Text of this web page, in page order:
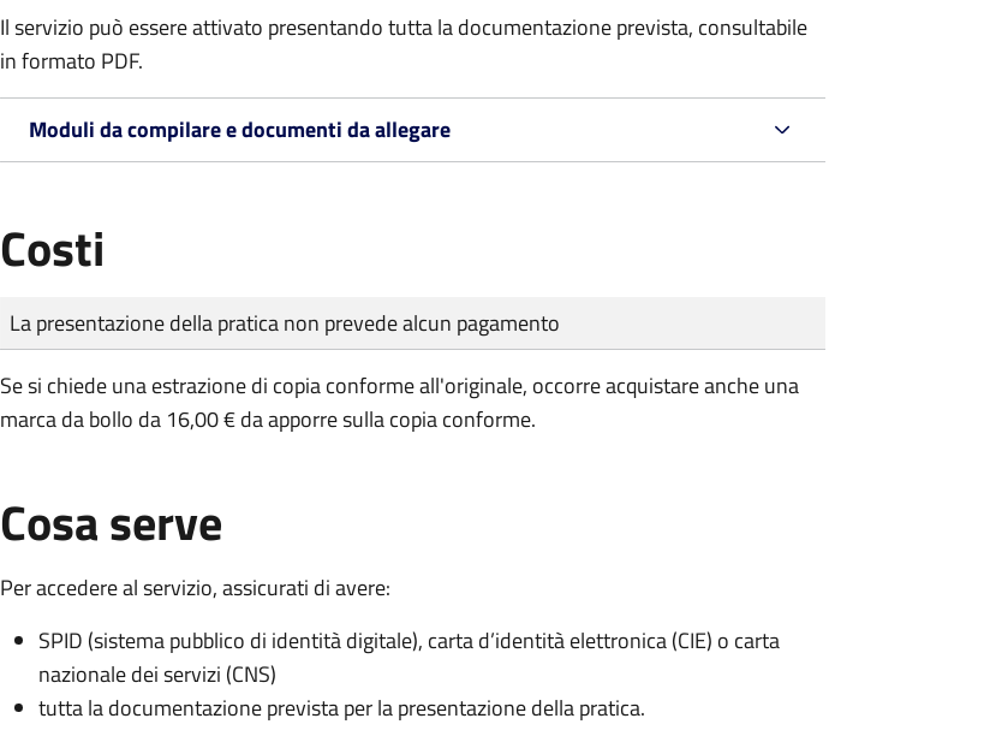
Il servizio può essere attivato presentando tutta la documentazione prevista, consultabile
in formato PDF.
Moduli da compilare e documenti da allegare
Costi
Tipo di pagamento
Importo
La presentazione della pratica non prevede alcun pagamento
Se si chiede una estrazione di copia conforme all'originale, occorre acquistare anche una
marca da bollo da 16,00 € da apporre sulla copia conforme.
Cosa serve
Per accedere al servizio, assicurati di avere:
SPID (sistema pubblico di identità digitale), carta d’identità elettronica (CIE) o carta
nazionale dei servizi (CNS)
tutta la documentazione prevista per la presentazione della pratica.